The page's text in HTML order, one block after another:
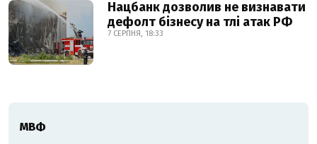
Нацбанк дозволив не визнавати
дефолт бізнесу на тлі атак РФ
7 СЕРПНЯ, 18:33
МВФ